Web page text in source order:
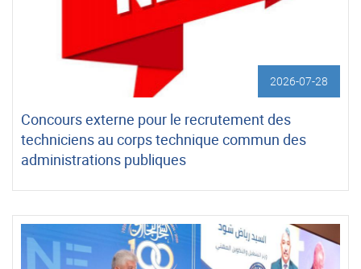
2026-07-28
Concours externe pour le recrutement des
techniciens au corps technique commun des
administrations publiques